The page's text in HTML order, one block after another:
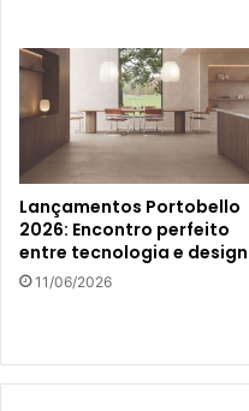
Lançamentos Portobello
2026: Encontro perfeito
entre tecnologia e design
11/06/2026